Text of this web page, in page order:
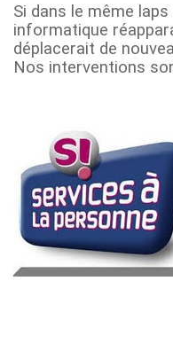
Si dans le même
informatique
déplacerait de
Nos interventions